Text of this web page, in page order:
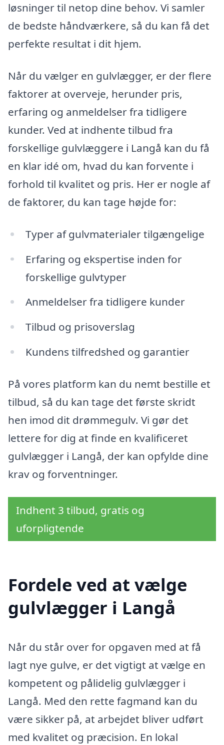
løsninger til netop dine behov. Vi samler
de bedste håndværkere, så du kan få det
perfekte resultat i dit hjem.
Når du vælger en gulvlægger, er der flere
faktorer at overveje, herunder pris,
erfaring og anmeldelser fra tidligere
kunder. Ved at indhente tilbud fra
forskellige gulvlæggere i Langå kan du få
en klar idé om, hvad du kan forvente i
forhold til kvalitet og pris. Her er nogle af
de faktorer, du kan tage højde for:
Typer af gulvmaterialer tilgængelige
Erfaring og ekspertise inden for
forskellige gulvtyper
Anmeldelser fra tidligere kunder
Tilbud og prisoverslag
Kundens tilfredshed og garantier
På vores platform kan du nemt bestille et
tilbud, så du kan tage det første skridt
hen imod dit drømmegulv. Vi gør det
lettere for dig at finde en kvalificeret
gulvlægger i Langå, der kan opfylde dine
krav og forventninger.
Indhent 3 tilbud, gratis og
uforpligtende
Fordele ved at vælge
gulvlægger i Langå
Når du står over for opgaven med at få
lagt nye gulve, er det vigtigt at vælge en
kompetent og pålidelig gulvlægger i
Langå. Med den rette fagmand kan du
være sikker på, at arbejdet bliver udført
med kvalitet og præcision. En lokal